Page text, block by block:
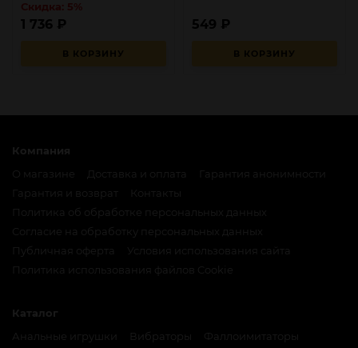
В КОРЗИНУ
1 736 ₽
В КОРЗИНУ
549 ₽
Компания
О магазине
Доставка и оплата
Гарантия анонимности
Политика об обработке персональных данных
Согласие на обработку персональных данных
Публичная оферта
Условия использования сайта
Политика использования файлов Cookie
Каталог
Анальные игрушки
Вибраторы
Фаллоимитаторы